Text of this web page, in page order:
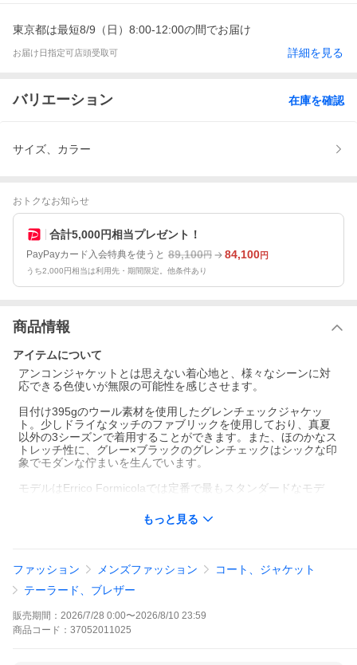
東京都は最短8/9（日）8:00-12:00の間でお届け
お届け日指定可 店頭受取可 詳細を見る
バリエーション 在庫を確認
サイズ、カラー
おトクなお知らせ
合計5,000円相当プレゼント！
PayPayカード入会特典を使うと 89,100円 84,100円
うち2,000円相当は利用先・期間限定。他条件あり
商品情報
アイテムについて
アンコンジャケットとは思えない着心地と、様々なシーンに対
応できる色使いが無限の可能性を感じさせます。
目付け395gのウール素材を使用したグレンチェックジャケッ
ト。少しドライなタッチのファブリックを使用しており、真夏
以外の3シーズンで着用することができます。また、ほのかなス
トレッチ性に、グレー×ブラックのグレンチェックはシックな印
象でモダンな佇まいを生んでいます。
モデルはErrico Formicolaでは定番で最もスタンダードなモデ
用したアンコン仕立ての軽やかな着心地でありながらも、程よ
くドレスライクに見える仕立ての良さを感じられる非常に高い
2パッチポケット、サイドベンツ、ラペル幅9cm、袖アンフィニ
ッシュド(本切羽・開き見せなどの釦付け修理が必要)です。
・タイトではない程よいスリムシルエット
・2つボタンのシングルジャケット
もっと見る
ファッション メンズファッション
コート、ジャケット
テーラード、ブレザー
販売期間： 2026/7/28 0:00〜2026/8/10 23:59
商品 コード： 37052011025